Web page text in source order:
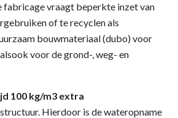
fabricage vraagt beperkte inzet van
of te recyclen als
bouwmateriaal (dubo) voor
voor de grond-, weg- en
100 kg/m3 extra
Hierdoor is de wateropname